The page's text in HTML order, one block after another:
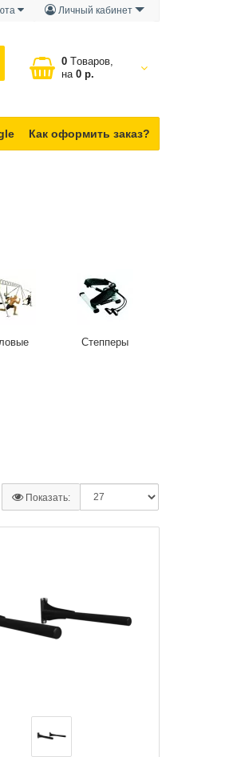
Личный кабинет
0 Tоваров,
на
0 р.
Как оформить заказ?
Степперы
Показать: